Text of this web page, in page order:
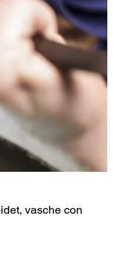
vasche con